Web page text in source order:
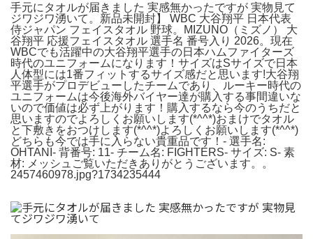
手元にタオルが届きました 実感無かったですが 実物見て
ジワジワ湧いて。新品未開封】 WBC 大谷翔平 日本代表
侍ジャパン フェイスタオル 野球。MIZUNO（ミズノ） 大
谷翔平 応援フェイスタオル 選手名 番号入り 2026。現在
WBCでも活躍中の大谷翔平選手の日本ハムファイターズ
時代のユニフォームになります！サイズはSサイズで日本
人体型には1番フィットするサイズ感だと思います!大谷翔
平選手がプロデビューしたチームであり、ルーキー時代の
ユニフォームは今後海外バイヤー達が購入する事間違いな
いので価値は必ず上がります！購入するなら今のうちだと
思いますのでよろしくお願いします(*^^*)おまけでタオル
と下敷きをおつけします(*^^*)よろしくお願いします(*^^*)
どちらも今では手に入らない貴重品です！- 選手名:
OHTANI- 背番号: 11- チーム名: FIGHTERS- サイズ: S- 素
材: メッシュご覧いただきありがとうございます。。
2457460978.jpg?1734235444